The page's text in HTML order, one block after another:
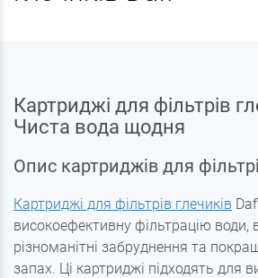
Картриджі для фільтрів
Чиста вода щодня
Опис картриджів для
Картриджі для фільтрів глечиків
високоефективну фільтрацію води,
різноманітні забруднення та
запах. Ці картриджі підходять для